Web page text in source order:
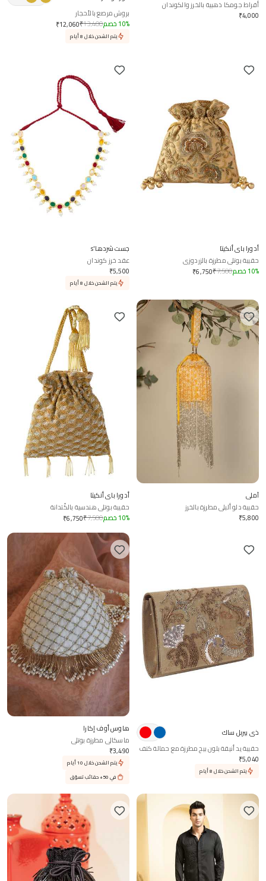
أقراط جومكا ذهبية بالخرز والكوندان
₹4,000
بروش مرصع بالأحجار
₹12,060₹13,400 10% خصم
يتم الشحن خلال 8 أيام
أدورا باي أنكيتا
حقيبة بوتلي مطرزة بالزردوزي
₹6,750₹7,500 10% خصم
جست شردها's
عقد خرز كوندان
₹5,500
يتم الشحن خلال 8 أيام
آملي
حقيبة دلو ألبلي مطرزة بالخرز
₹5,800
أدورا باي أنكيتا
حقيبة بوتلي هندسية بالكُتدانة
₹6,750₹7,500 10% خصم
ذي بيربل ساك
حقيبة يد أنيقة بلون بيج مطرزة مع حمالة كتف
₹5,040
يتم الشحن خلال 8 أيام
هاوس أوف إكارا
ماسكالي مطرزة بوتلي
₹3,490
يتم الشحن خلال 10 أيام
في 50+ حقائب تسوّق